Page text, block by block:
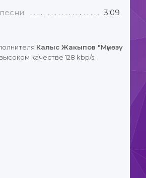
3:09
Калыс Жакыпов "Мүнөзү
качестве 128 kbp/s.